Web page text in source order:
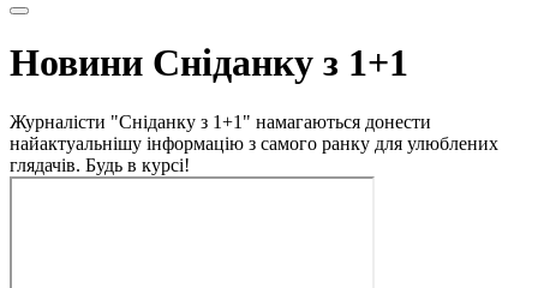
Новини Сніданку з 1+1
Журналісти "Сніданку з 1+1" намагаються донести
найактуальнішу інформацію з самого ранку для улюблених
глядачів. Будь в курсі!